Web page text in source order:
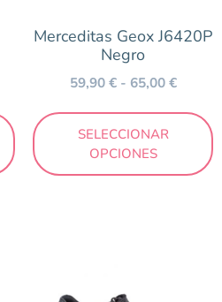
Merceditas Geox J6420P
Negro
59,90€ - 65,00€
SELECCIONAR
OPCIONES